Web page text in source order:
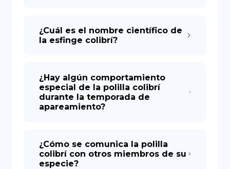
¿Cuál es el nombre científico de
la esfinge colibrí?
¿Hay algún comportamiento
especial de la polilla colibrí
durante la temporada de
apareamiento?
¿Cómo se comunica la polilla
colibrí con otros miembros de su
especie?